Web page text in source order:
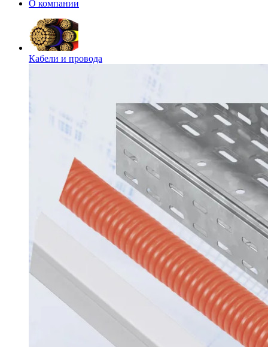
О компании
Кабели и провода